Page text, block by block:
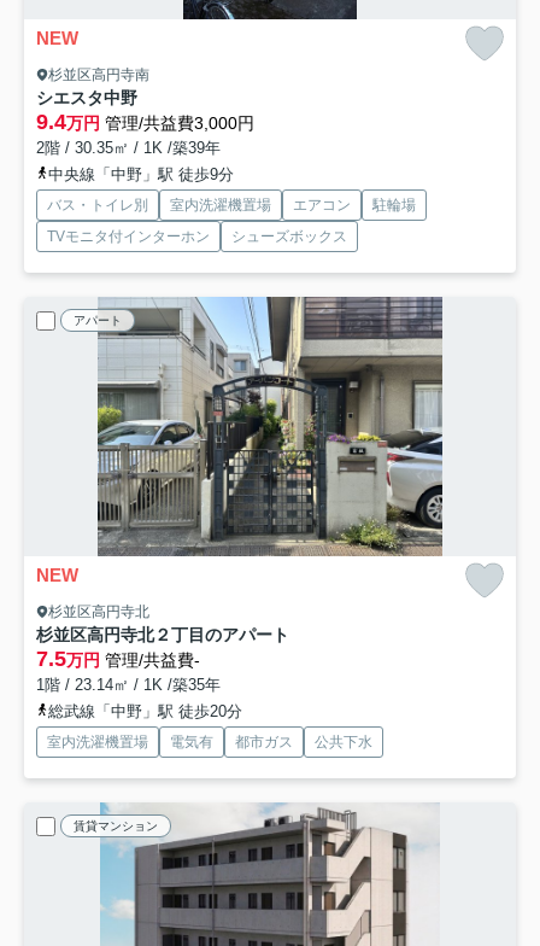
NEW
杉並区高円寺南
シエスタ中野
9.4万円 管理/共益費3,000円
2階 / 30.35㎡ / 1K /築39年
中央線「中野」駅 徒歩9分
バス・トイレ別 室内洗濯機置場 エアコン
駐輪場
TVモニタ付インターホン
シューズボックス
アパート
NEW
杉並区高円寺北
杉並区高円寺北２丁目のアパート
7.5万円 管理/共益費-
1階 / 23.14㎡ / 1K /築35年
総武線「中野」駅 徒歩20分
室内洗濯機置場 電気有 都市ガス 公共下水
賃貸マンション